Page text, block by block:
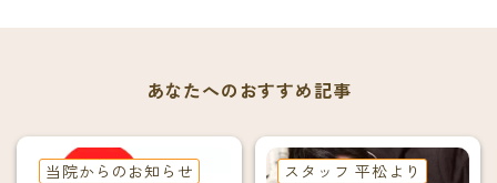
あなたへのおすすめ記事
当院からのお知らせ
スタッフ 平松より